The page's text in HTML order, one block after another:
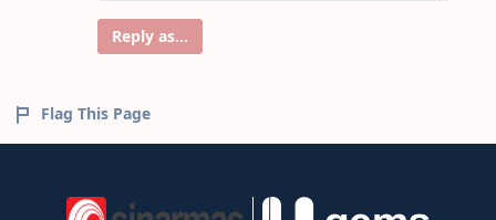
Reply as...
Flag This Page